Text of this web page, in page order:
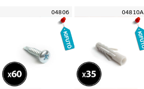
04806 04810A